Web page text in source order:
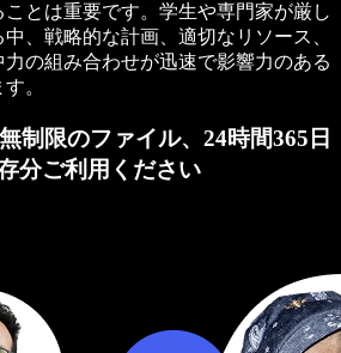
とは重要です。学生や専門家が厳し
、戦略的な計画、適切なリソース、
の組み合わせが迅速で影響力のある
。
制限のファイル、24時間365日
分ご利用ください